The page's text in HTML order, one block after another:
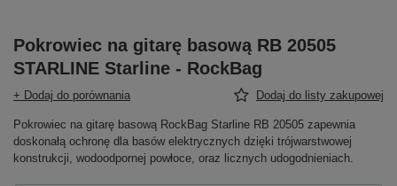
Pokrowiec na gitarę basową RB 20505
STARLINE Starline - RockBag
+ Dodaj do porównania Dodaj do listy zakupowej
Pokrowiec na gitarę basową RockBag Starline RB 20505 zapewnia
doskonałą ochronę dla basów elektrycznych dzięki trójwarstwowej
konstrukcji, wodoodpornej powłoce, oraz licznych udogodnieniach.